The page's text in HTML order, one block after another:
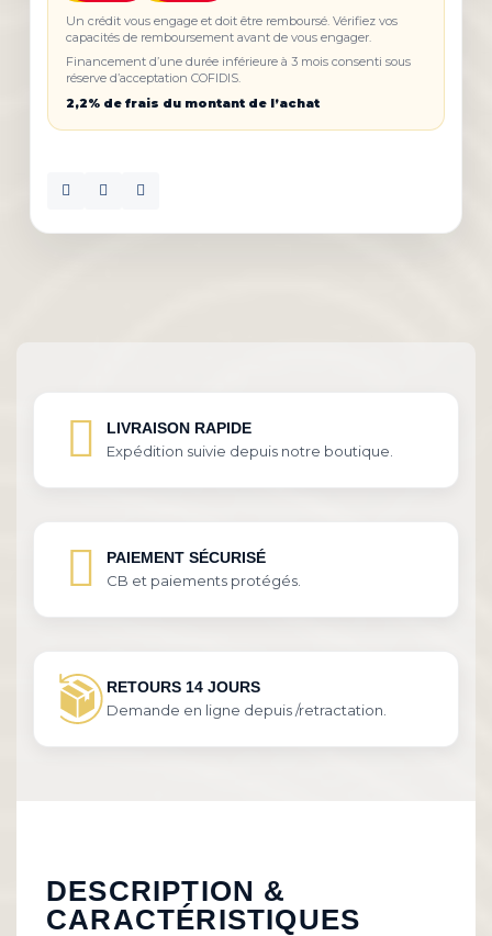
Un crédit vous engage et doit être remboursé. Vérifiez vos
capacités de remboursement avant de vous engager.
Financement d’une durée inférieure à 3 mois consenti sous
réserve d’acceptation COFIDIS.
2,2% de frais du montant de l’achat
LIVRAISON RAPIDE
Expédition suivie depuis notre boutique.
PAIEMENT SÉCURISÉ
CB et paiements protégés.
RETOURS 14 JOURS
Demande en ligne depuis /retractation.
DESCRIPTION &
CARACTÉRISTIQUES